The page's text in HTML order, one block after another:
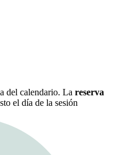
del calendario. La reserva
el día de la sesión